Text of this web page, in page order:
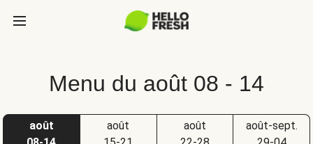
Menu du août 08 - 14
août
août
août
août-sept.